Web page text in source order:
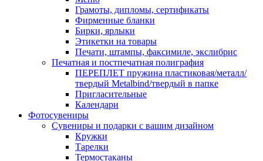
Грамоты, дипломы, сертификаты
Фирменные бланки
Бирки, ярлыки
Этикетки на товары
Печати, штампы, факсимиле, экслибрис
Печатная и постпечатная полиграфия
ПЕРЕПЛЕТ пружина пластиковая/металл/
твердый Metalbind/твердый в папке
Пригласительные
Календари
Фотосувениры
Сувениры и подарки с вашим дизайном
Кружки
Тарелки
Термостаканы